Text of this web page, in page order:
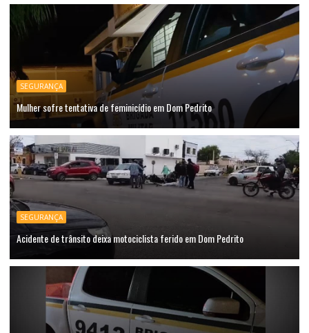
SEGURANÇA
Mulher sofre tentativa de feminicídio em Dom Pedrito
SEGURANÇA
Acidente de trânsito deixa motociclista ferido em Dom Pedrito